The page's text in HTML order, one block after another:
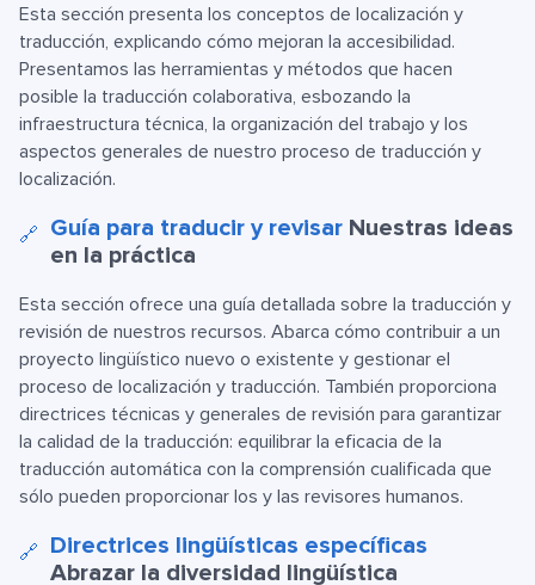
Esta sección presenta los conceptos de localización y
traducción, explicando cómo mejoran la accesibilidad.
Presentamos las herramientas y métodos que hacen
posible la traducción colaborativa, esbozando la
infraestructura técnica, la organización del trabajo y los
aspectos generales de nuestro proceso de traducción y
localización.
🔗 Guía para traducir y revisar Nuestras ideas
en la práctica
Esta sección ofrece una guía detallada sobre la traducción y
revisión de nuestros recursos. Abarca cómo contribuir a un
proyecto lingüístico nuevo o existente y gestionar el
proceso de localización y traducción. También proporciona
directrices técnicas y generales de revisión para garantizar
la calidad de la traducción: equilibrar la eficacia de la
traducción automática con la comprensión cualificada que
sólo pueden proporcionar los y las revisores humanos.
🔗 Directrices lingüísticas específicas
Abrazar la diversidad lingüística